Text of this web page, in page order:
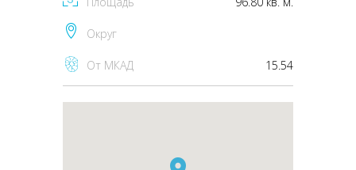
Округ
От МКАД 15.54